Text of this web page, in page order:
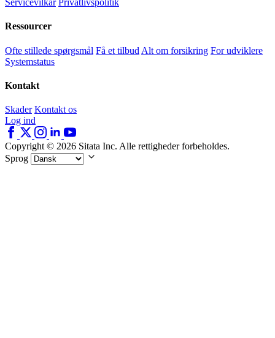
Servicevilkår Privatlivspolitik
Ressourcer
Ofte stillede spørgsmål Få et tilbud Alt om forsikring For udviklere
Systemstatus
Kontakt
Skader Kontakt os
Log ind
Copyright © 2026 Sitata Inc. Alle rettigheder forbeholdes.
Sprog